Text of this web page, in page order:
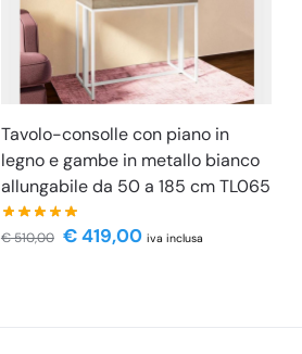
Tavolo-consolle con piano in
legno e gambe in metallo bianco
allungabile da 50 a 185 cm TL065
€510,00 €419,00 iva inclusa